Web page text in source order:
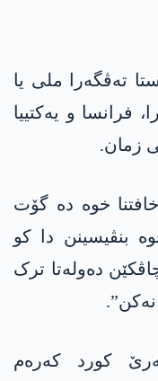
تەڤگەرا ملی یا
فرانسا و یەکتییا
زمان.
خوە دە گۆت
بنڤیسینن دا کو
دەولەتا ترک
کورد کەرەم